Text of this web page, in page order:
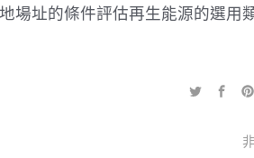
場址的條件評估再生能源的選用